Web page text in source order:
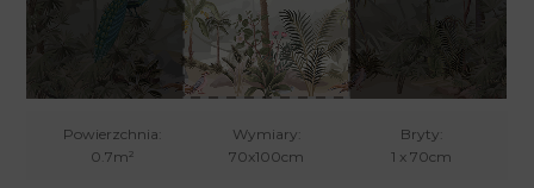
Powierzchnia:
0.7m²
Wymiary:
70x100cm
Bryty:
1 x 70cm